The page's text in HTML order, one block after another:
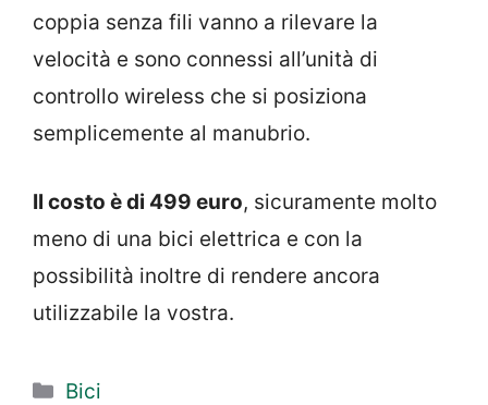
coppia senza fili vanno a rilevare la
velocità e sono connessi all’unità di
controllo wireless che si posiziona
semplicemente al manubrio.
Il costo è di 499 euro, sicuramente molto
meno di una bici elettrica e con la
possibilità inoltre di rendere ancora
utilizzabile la vostra.
Categorie
Bici